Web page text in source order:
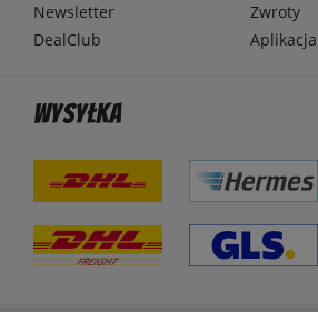
Newsletter
DealClub
Zwroty
Wysyłka